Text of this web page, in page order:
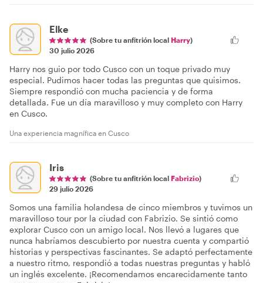
Elke
(Sobre tu anfitrión local Harry)
30 julio 2026
Harry nos guio por todo Cusco con un toque privado muy
especial. Pudimos hacer todas las preguntas que quisimos.
Siempre respondió con mucha paciencia y de forma
detallada. Fue un día maravilloso y muy completo con Harry
en Cusco.
Una experiencia magnífica en Cusco
Iris
(Sobre tu anfitrión local Fabrizio)
29 julio 2026
Somos una familia holandesa de cinco miembros y tuvimos un
maravilloso tour por la ciudad con Fabrizio. Se sintió como
explorar Cusco con un amigo local. Nos llevó a lugares que
nunca habríamos descubierto por nuestra cuenta y compartió
historias y perspectivas fascinantes. Se adaptó perfectamente
a nuestro ritmo, respondió a todas nuestras preguntas y habló
un inglés excelente. ¡Recomendamos encarecidamente tanto